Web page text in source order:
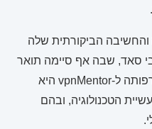
הביקורתית שלה
סאד, שבה אף סיימה תואר
שני באנגלית ובלשנות. לפני הצטרפותה ל-vpnMentor היא
הטכנולוגיה, ובהם